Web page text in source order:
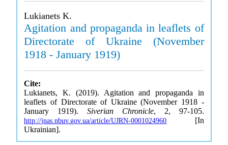
Lukianets K.
Agitation and propaganda in leaflets of
Directorate of Ukraine (November
1918 - January 1919)
Cite:
Lukianets, K. (2019). Agitation and propaganda in
leaflets of Directorate of Ukraine (November 1918 -
January 1919).Siverian Chronicle, 2, 97-105.
http://jnas.nbuv.gov.ua/article/UJRN-0001024960 [In
Ukrainian].